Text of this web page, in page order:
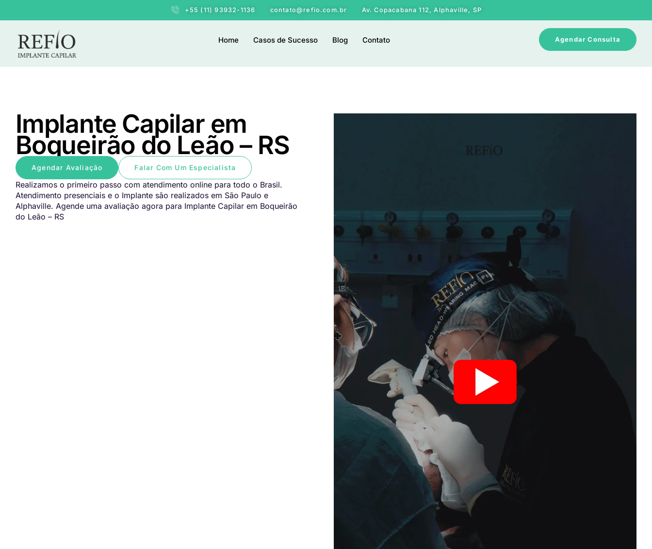
+55 (11) 93932-1136 contato@refio.com.br Av. Copacabana 112, Alphaville, SP
Home Casos de Sucesso Blog Contato Agendar Consulta
Implante Capilar em
Boqueirão do Leão – RS
Agendar Avaliação Falar Com Um Especialista
Realizamos o primeiro passo com atendimento online para todo o Brasil.
Atendimento presenciais e o Implante são realizados em São Paulo e
Alphaville. Agende uma avaliação agora para Implante Capilar em Boqueirão
do Leão – RS